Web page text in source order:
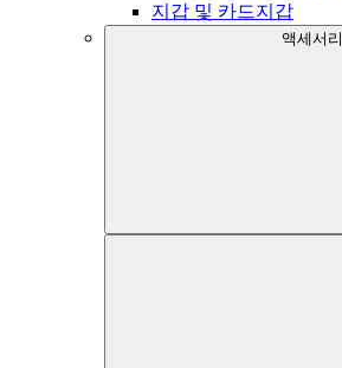
지갑 및 카드지갑
액세서리